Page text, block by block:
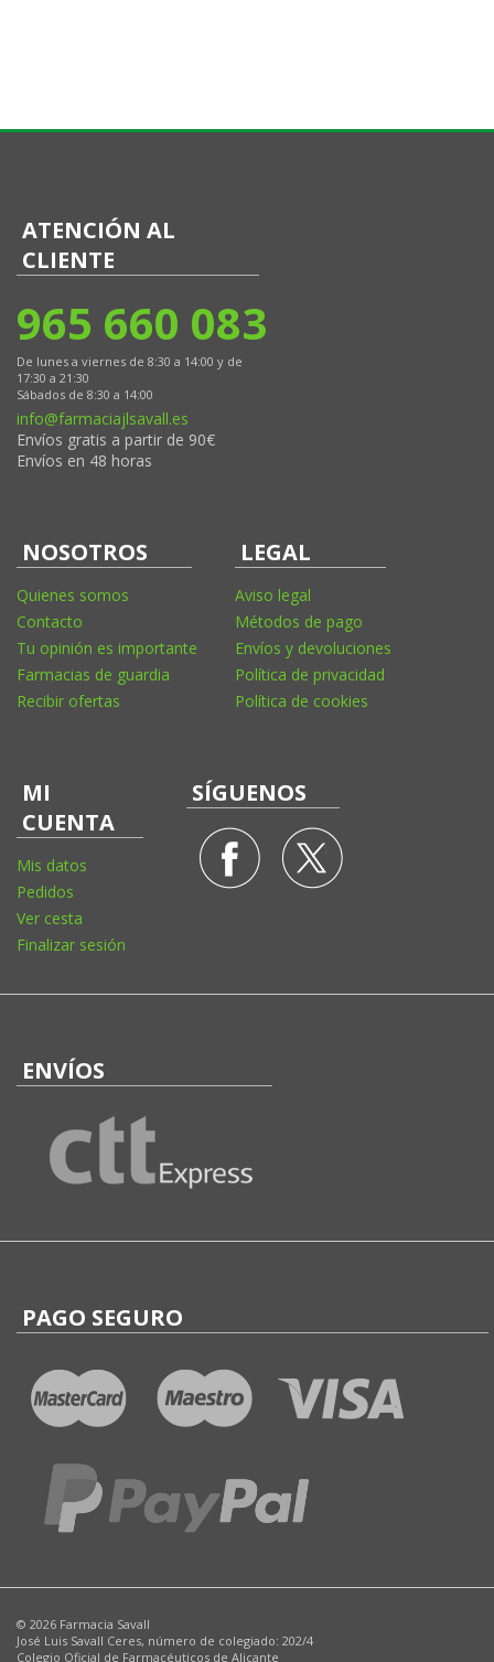
ATENCIÓN AL
CLIENTE
965 660 083
De lunes a viernes de 8:30 a 14:00 y de
17:30 a 21:30
Sábados de 8:30 a 14:00
info@farmaciajlsavall.es
Envíos gratis a partir de 90€
Envíos en 48 horas
NOSOTROS
Quienes somos
Contacto
Tu opinión es importante
Farmacias de guardia
Recibir ofertas
LEGAL
Aviso legal
Métodos de pago
Envíos y devoluciones
Política de privacidad
Política de cookies
MI
CUENTA
Mis datos
Pedidos
Ver cesta
Finalizar sesión
SÍGUENOS
ENVÍOS
PAGO SEGURO
© 2026 Farmacia Savall
José Luis Savall Ceres, número de colegiado: 202/4
Colegio Oficial de Farmacéuticos de Alicante